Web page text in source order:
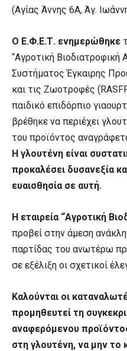
(Αγίας Άννης 6Α, Άγ.
Ο Ε.Φ.Ε.Τ. ενημερώθηκε
“Αγροτική Βιοδιατροφική
Συστήματος Έγκαιρης
και τις Ζωοτροφές
παιδικό επιδόρπιο
βρέθηκε να περιέχει
του προϊόντος
Η γλουτένη είναι
προκαλέσει δυσανεξία
ευαισθησία σε αυτή.
Η εταιρεία “Αγροτική
προβεί στην άμεση
παρτίδας του ανωτέρω
σε εξέλιξη οι σχετικοί
Καλούνται οι
προμηθευτεί τη
αναφερόμενου
στη γλουτένη, να μην το